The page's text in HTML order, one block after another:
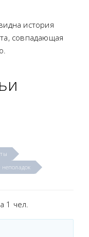
история
совпадающая
неполадок
1 чел.